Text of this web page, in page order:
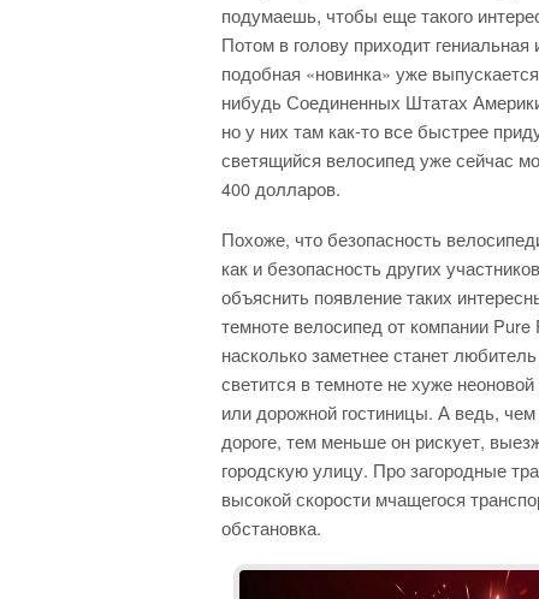
подумаешь, чтобы еще такого
Потом в голову приходит
подобная «новинка» уже
нибудь Соединенных Штатах
но у них там как-то все быстрее
светящийся велосипед уже сейчас
400 долларов.
Похоже, что безопасность
как и безопасность других
объяснить появление таких
темноте велосипед от компании
насколько заметнее станет
светится в темноте не хуже
или дорожной гостиницы. А ведь,
дороге, тем меньше он рискует,
городскую улицу. Про загородные
высокой скорости мчащегося
обстановка.